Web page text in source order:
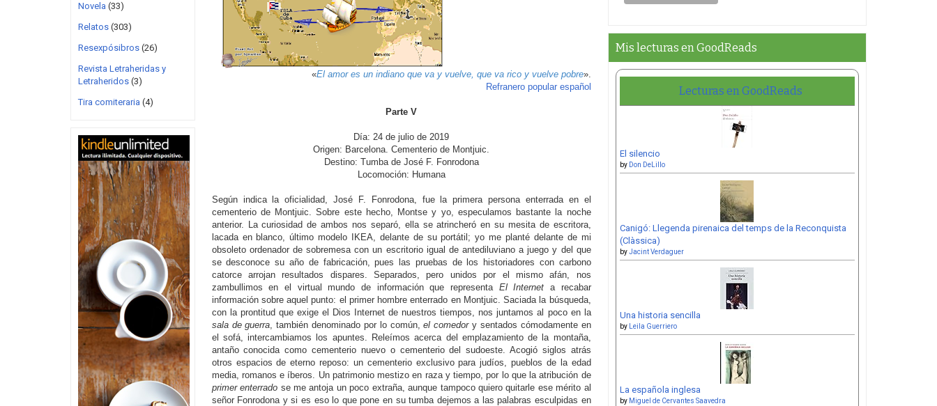
«El amor es un indiano que va y vuelve, que va rico y vuelve pobre».
Refranero popular español
Parte V
Día: 24 de julio de 2019
Origen: Barcelona. Cementerio de Montjuic.
Destino: Tumba de José F. Fonrodona
Locomoción: Humana
Según indica la oficialidad, José F. Fonrodona, fue la primera persona enterrada en el
cementerio de Montjuic. Sobre este hecho, Montse y yo, especulamos bastante la noche
anterior. La curiosidad de ambos nos separó, ella se atrincheró en su mesita de escritora,
lacada en blanco, último modelo IKEA, delante de su portátil; yo me planté delante de mi
obsoleto ordenador de sobremesa con un escritorio igual de antediluviano a juego y del que
se desconoce su año de fabricación, pues las pruebas de los historiadores con carbono
catorce arrojan resultados dispares. Separados, pero unidos por el mismo afán, nos
zambullimos en el virtual mundo de información que representa El Internet a recabar
información sobre aquel punto: el primer hombre enterrado en Montjuic. Saciada la búsqueda,
con la prontitud que exige el Dios Internet de nuestros tiempos, nos juntamos al poco en la
sala de guerra, también denominado por lo común,el comedory sentados cómodamente en
el sofá, intercambiamos los apuntes. Releímos acerca del emplazamiento de la montaña,
antaño conocida como cementerio nuevo o cementerio del sudoeste. Acogió siglos atrás
otros espacios de eterno reposo: un cementerio exclusivo para judíos, pueblos de la edad
media, romanos e íberos. Un patrimonio mestizo en raza y tiempo, por lo que la atribución de
primer enterrado se me antoja un poco extraña, aunque tampoco quiero quitarle ese mérito al
señor Fonrodona y si es eso lo que pone en su tumba dejemos a las palabras esculpidas en
Novela (33)
Relatos (303)
Resexpósibros (26)
Revista Letraheridas y
Letraheridos (3)
Tira comiteraria (4)
Mis lecturas en GoodReads
Lecturas en GoodReads
El silencio
by Don DeLillo
Canigó: Llegenda pirenaica del temps de la Reconquista
(Clàssica)
byJacint Verdaguer
Una historia sencilla
by Leila Guerriero
La española inglesa
by Miguel de Cervantes Saavedra